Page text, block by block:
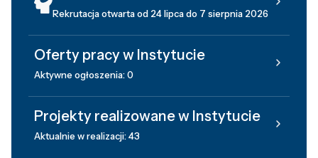
Rekrutacja otwarta od 24 lipca do 7 sierpnia 2026
Oferty pracy w Instytucie
Aktywne ogłoszenia: 0
Projekty realizowane w Instytucie
Aktualnie w realizacji: 43